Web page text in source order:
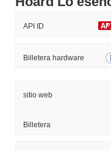
API ID
Billetera hardware
sitio web
Billetera